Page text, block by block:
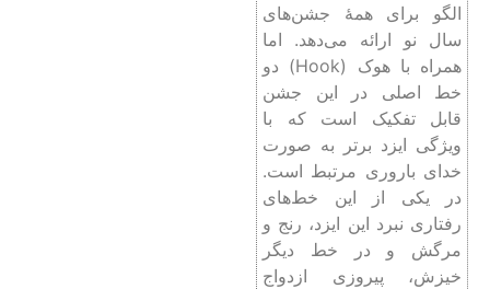
الگو برای همۀ جشن‌های
سال نو ارائه می‌دهد. اما
همراه با هوک (Hook) دو
خط اصلی در این جشن
قابل تفکیک است که با
ویژگی ایزد برتر به صورت
خدای باروری مرتبط است.
در یکی از این خط‌های
رفتاری نبرد این ایزد، رنج و
مرگش و در خط دیگر
خیزش، پیروزی ازدواج